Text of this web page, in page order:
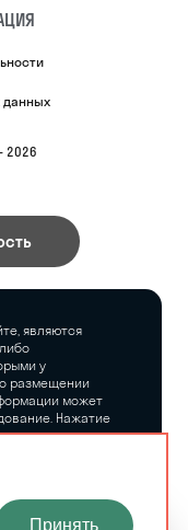
данных
2026
являются
у
размещении
может
Нажатие
последующее
ЗАМЕРЩИК-
Принять